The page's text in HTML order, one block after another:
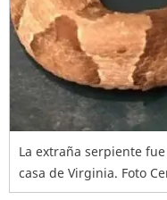
La extraña serpiente
casa de Virginia. Foto